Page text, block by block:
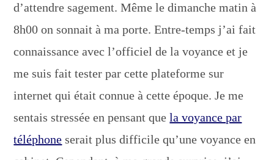
d’attendre sagement. Même le dimanche matin à
8h00 on sonnait à ma porte. Entre-temps j’ai fait
connaissance avec l’officiel de la voyance et je
me suis fait tester par cette plateforme sur
internet qui était connue à cette époque. Je me
sentais stressée en pensant quela voyance par
téléphone serait plus difficile qu’une voyance en